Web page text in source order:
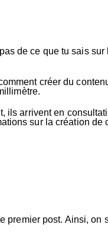
de ce que tu sais
créer du
ils arrivent en
sur la création de
post. Ainsi, on